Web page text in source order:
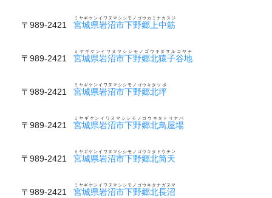
〒989-2421 宮城県岩沼市下野郷上中筋
ミヤギケンイワヌマシシモノゴウカミナカスジ
〒989-2421 宮城県岩沼市下野郷北猿子谷地
ミヤギケンイワヌマシシモノゴウキタサルコヤチ
〒989-2421 宮城県岩沼市下野郷北坪
ミヤギケンイワヌマシシモノゴウキタツボ
〒989-2421 宮城県岩沼市下野郷北鳥屋場
ミヤギケンイワヌマシシモノゴウキタトリヤバ
〒989-2421 宮城県岩沼市下野郷北筒天
ミヤギケンイワヌマシシモノゴウキタドウテン
〒989-2421 宮城県岩沼市下野郷北長沼
ミヤギケンイワヌマシシモノゴウキタナガヌマ